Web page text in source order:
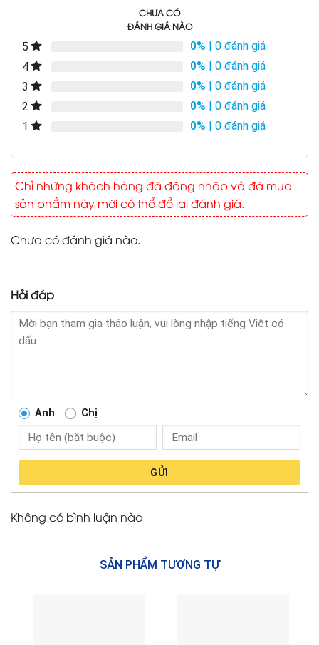
CHƯA CÓ
ĐÁNH GIÁ NÀO
5 0% | 0 đánh giá
4
0% | 0 đánh giá
3
0% | 0 đánh giá
2
0% | 0 đánh giá
1
0% | 0 đánh giá
Chỉ những khách hàng đã đăng nhập và đã mua
sản phẩm này mới có thể để lại đánh giá.
Chưa có đánh giá nào.
Hỏi đáp
Anh Chị
GỬI
Không có bình luận nào
SẢN PHẨM TƯƠNG TỰ